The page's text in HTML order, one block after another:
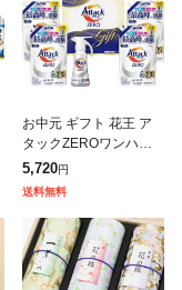
お中元 ギフト 花王 ア
タックZEROワンハン
ドギフト KAN50A 送料
無料 メーカー直送 LTD
5,720円
送料無料